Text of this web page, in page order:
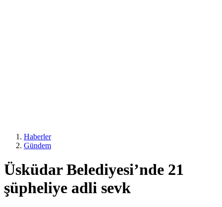
Haberler
Gündem
Üsküdar Belediyesi’nde 21
şüpheliye adli sevk